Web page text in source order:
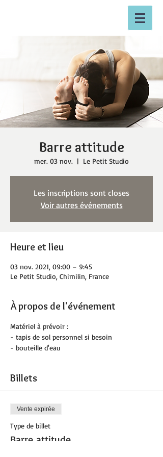
Barre attitude
mer. 03 nov.
  |
Le Petit Studio
Les inscriptions sont closes
Voir autres événements
Heure et lieu
03 nov. 2021, 09:00 – 9:45
Le Petit Studio, Chimilin, France
À propos de l'événement
Matériel à prévoir :
- tapis de sol personnel si besoin
- bouteille d'eau
Billets
Vente expirée
Type de billet
Barre attitude